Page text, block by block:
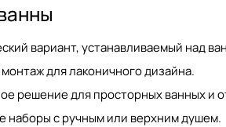
вариант, устанавливаемый над
для лаконичного дизайна.
решение для просторных ванных и
наборы с ручным или верхним душем.